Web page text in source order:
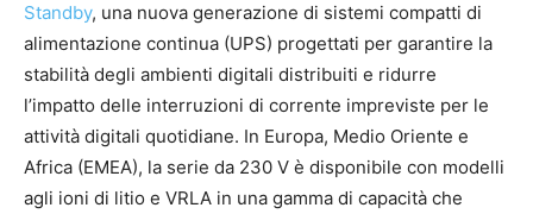
Standby, una nuova generazione di sistemi compatti di
alimentazione continua (UPS) progettati per garantire la
stabilità degli ambienti digitali distribuiti e ridurre
l’impatto delle interruzioni di corrente impreviste per le
attività digitali quotidiane. In Europa, Medio Oriente e
Africa (EMEA), la serie da 230 V è disponibile con modelli
agli ioni di litio e VRLA in una gamma di capacità che